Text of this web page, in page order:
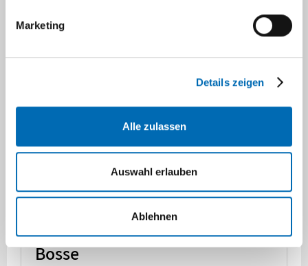
Marketing
Details zeigen
Alle zulassen
Auswahl erlauben
Ablehnen
Prof. Dr. med. Hans Martin
Bosse